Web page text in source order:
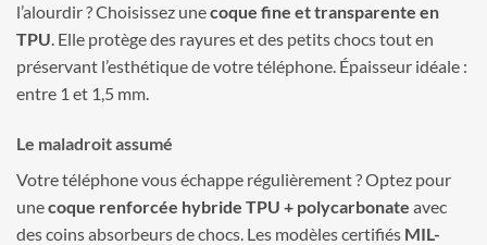
l’alourdir ? Choisissez unecoque fine et transparente en
TPU. Elle protège des rayures et des petits chocs tout en
préservant l’esthétique de votre téléphone. Épaisseur idéale :
entre 1 et 1,5 mm.
Le maladroit assumé
Votre téléphone vous échappe régulièrement ? Optez pour
unecoque renforcée hybride TPU + polycarbonate avec
des coins absorbeurs de chocs. Les modèles certifiés MIL-